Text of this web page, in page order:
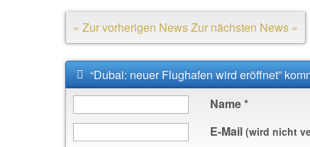
« Zur vorherigen NewsZur nächsten News »
“Dubai: neuer Flughafen wird eröffnet”
Name*
E-Mail (wird nicht